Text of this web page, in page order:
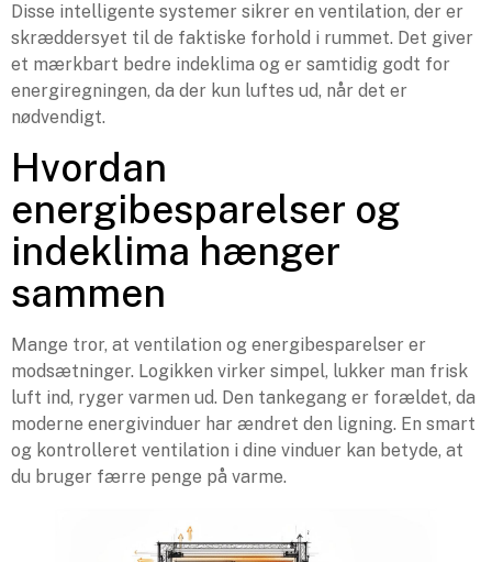
Disse intelligente systemer sikrer en ventilation, der er
skræddersyet til de faktiske forhold i rummet. Det giver
et mærkbart bedre indeklima og er samtidig godt for
energiregningen, da der kun luftes ud, når det er
nødvendigt.
Hvordan
energibesparelser og
indeklima hænger
sammen
Mange tror, at ventilation og energibesparelser er
modsætninger. Logikken virker simpel, lukker man frisk
luft ind, ryger varmen ud. Den tankegang er forældet, da
moderne energivinduer har ændret den ligning. En smart
og kontrolleret ventilation i dine vinduer kan betyde, at
du bruger færre penge på varme.